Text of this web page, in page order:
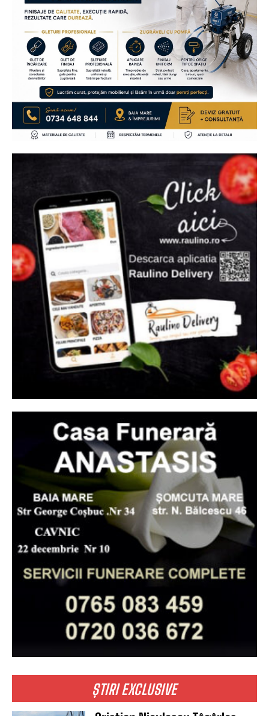
ȘTIRI EXCLUSIVE